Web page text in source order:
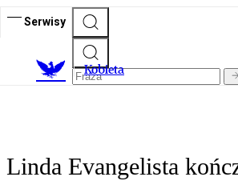
Serwisy
Kobieta
Linda Evangelista